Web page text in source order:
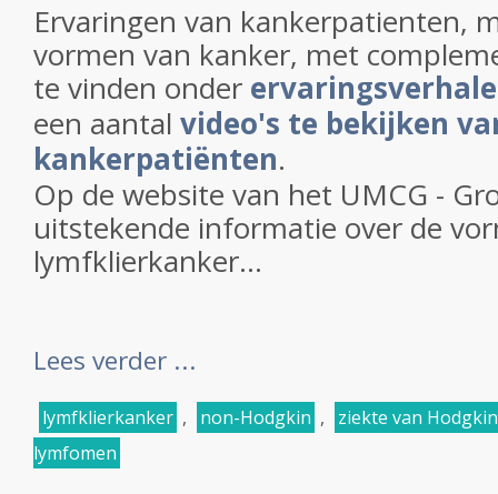
Ervaringen van kankerpatienten,
vormen van kanker, met
te vinden onder
een aantal video's te bekijken
kankerpatiënten.
Op de website van het UMCG -
uitstekende informatie over de
lymfklierkanker...
Lees verder ...
lymfklierkanker , non-Hodgkin ,
ziekte van Hodgkin
lymfomen